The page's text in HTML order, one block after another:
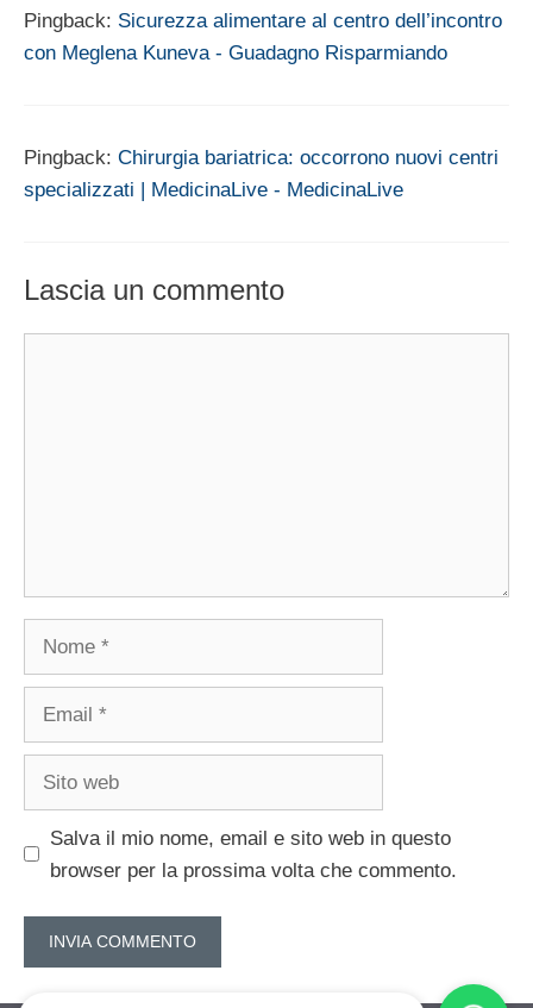
Pingback: Sicurezza alimentare al centro dell’incontro
con Meglena Kuneva - Guadagno Risparmiando
Pingback: Chirurgia bariatrica: occorrono nuovi centri
specializzati | MedicinaLive - MedicinaLive
Lascia un commento
Salva il mio nome, email e sito web in questo
browser per la prossima volta che commento.